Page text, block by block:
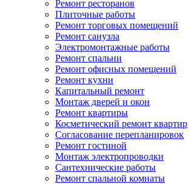
Ремонт ресторанов
Плиточные работы
Ремонт торговых помещений
Ремонт санузла
Электромонтажные работы
Ремонт спальни
Ремонт офисных помещений
Ремонт кухни
Капитальный ремонт
Монтаж дверей и окон
Ремонт квартиры
Косметический ремонт квартир
Согласование перепланировок
Ремонт гостиной
Монтаж электропроводки
Сантехнические работы
Ремонт спальной комнаты